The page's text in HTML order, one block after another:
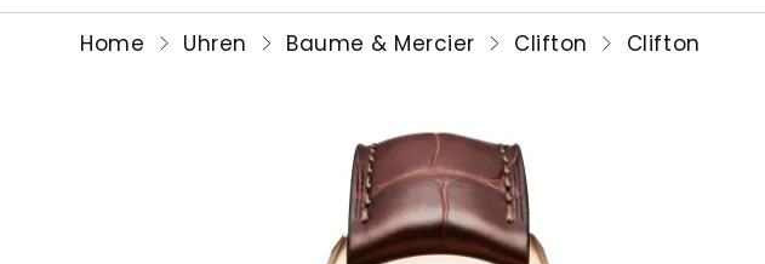
Home Uhren Baume & Mercier Clifton Clifton